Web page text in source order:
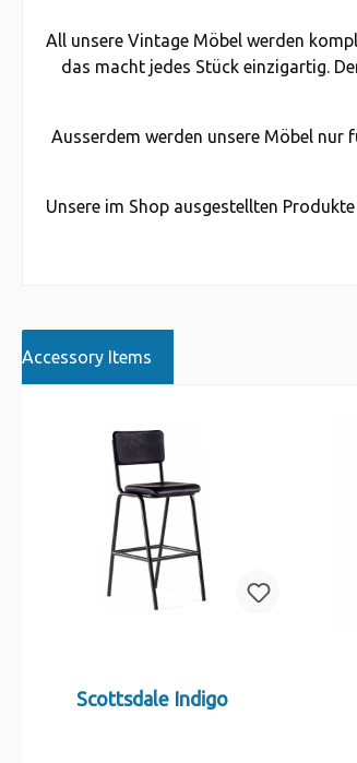
All unsere Vintage Möbel werden
das macht jedes Stück einzigartig.
Ausserdem werden unsere Möbel nur
Unsere im Shop ausgestellten
Accessory Items
Scottsdale Indigo